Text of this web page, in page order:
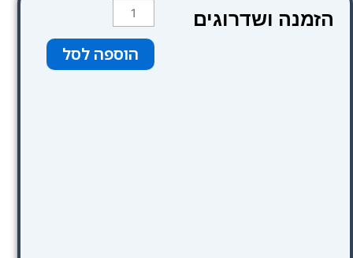
הזמנה ושדרוגים
כמות
של
Ocean
Drive
הוספה לסל